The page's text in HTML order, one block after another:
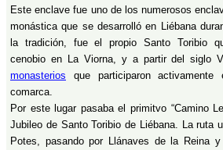
Este enclave fue uno de los numerosos
monástica que se desarrolló en Liébana
la tradición, fue el propio Santo Toribio
cenobio en La Viorna, y a partir del siglo
monasterios que participaron
comarca.
Por este lugar pasaba el primitvo “Camino
Jubileo de Santo Toribio de Liébana. La ruta
Potes, pasando por Llánaves de la Reina